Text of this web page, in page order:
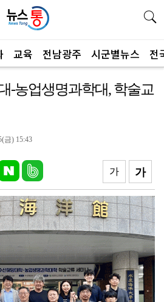
교육 전남광주 시군별뉴스 전
-농업생명과학대, 학술교
금) 15:43
가
가